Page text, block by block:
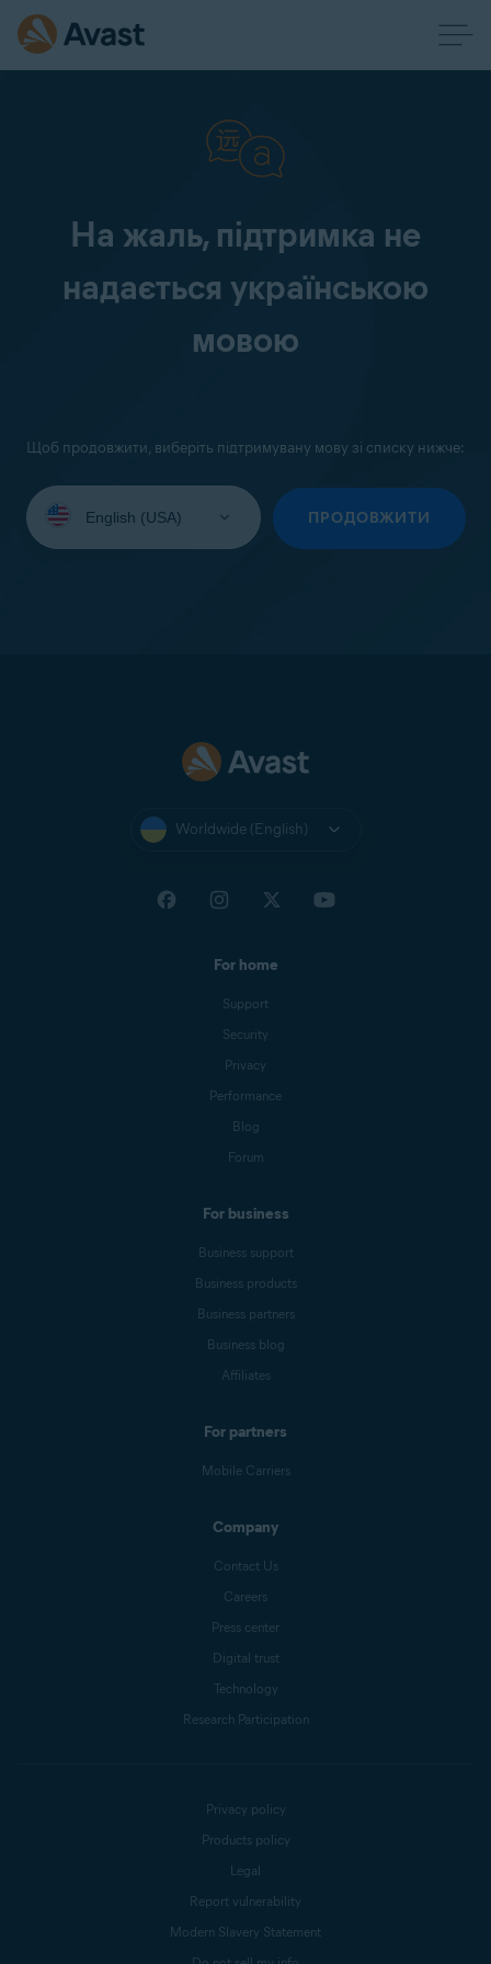
На жаль, підтримка не
надається українською
мовою
Щоб продовжити, виберіть підтримувану мову зі списку нижче:
your
ПРОДОВЖИТИ
Worldwide (English)
For home
Support
Security
Privacy
Performance
Blog
Forum
For business
Business support
Business products
Business partners
Business blog
Affiliates
For partners
Mobile Carriers
Company
Contact Us
Careers
Press center
Digital trust
Technology
Research Participation
Privacy policy
Products policy
Legal
Report vulnerability
Modern Slavery Statement